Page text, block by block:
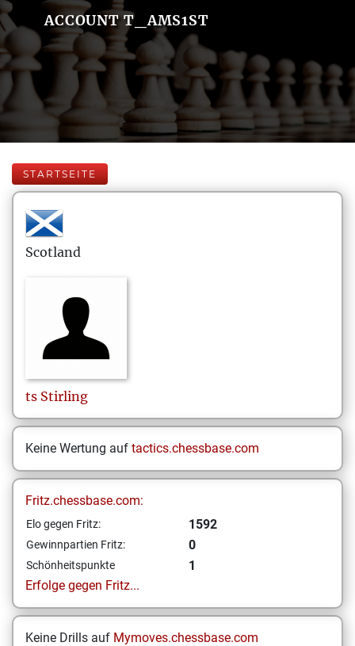
ACCOUNT T_AMS1ST
STARTSEITE
Scotland
ts Stirling
Keine Wertung auf tactics.chessbase.com
Fritz.chessbase.com:
Elo gegen Fritz: 1592
Gewinnpartien Fritz: 0
Schönheitspunkte
1
Erfolge gegen Fritz...
Keine Drills auf Mymoves.chessbase.com